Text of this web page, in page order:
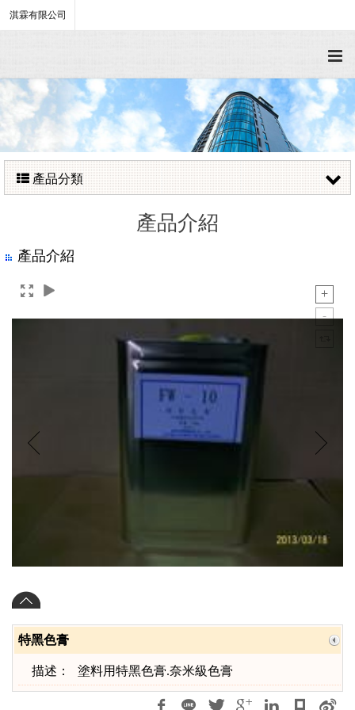
淇霖有限公司
產品分類
產品介紹
產品介紹
特黑色膏
描述： 塗料用特黑色膏.奈米級色膏